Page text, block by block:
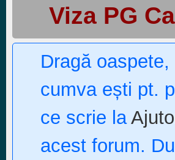
Viza PG
Dragă
cumva ești pt.
ce scrie la
acest forum.